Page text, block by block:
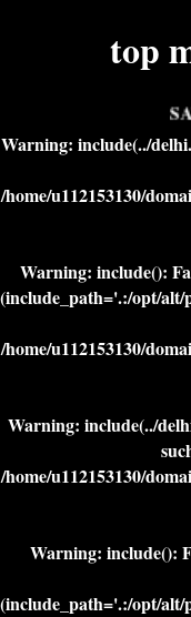
top
Warning: include(../
/home/u112153130/
Warning: include():
(include_path='.:/opt/alt/
/home/u112153130/
Warning: include(../
/home/u112153130/
Warning: include():
(include_path='.:/opt/alt/